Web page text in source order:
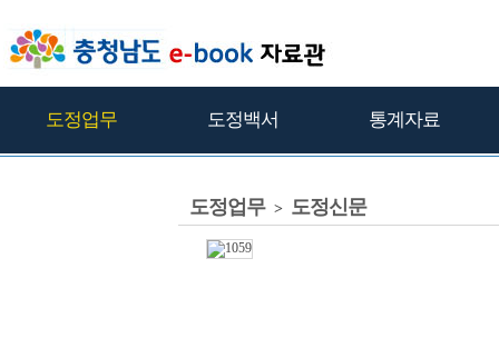
도정업무 도정백서 통계자료
도정업무 > 도정신문